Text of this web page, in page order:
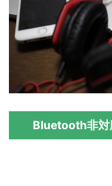
Bluetooth非対